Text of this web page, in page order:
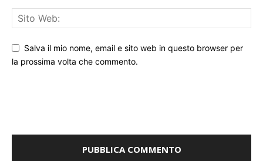
Salva il mio nome, email e sito web in questo browser per
la prossima volta che commento.